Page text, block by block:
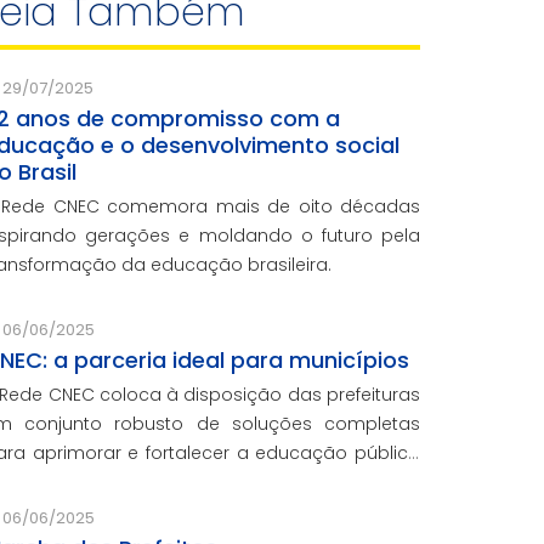
Também
29/07/2025
anos de compromisso com a
e o desenvolvimento social
Brasil
CNEC comemora mais de oito décadas
gerações e moldando o futuro pela
da educação brasileira.
06/06/2025
a parceria ideal para municípios
CNEC coloca à disposição das prefeituras
conjunto robusto de soluções completas
aprimorar e fortalecer a educação pública
para os municípios que não
06/06/2025